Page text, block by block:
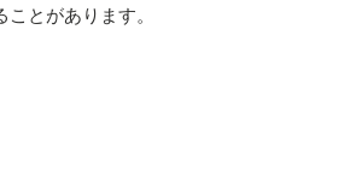
とがあります。